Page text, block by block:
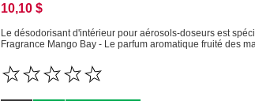
10,10 $
Le désodorisant d'intérieur pour aérosols-doseurs est
Fragrance Mango Bay - Le parfum aromatique fruité des